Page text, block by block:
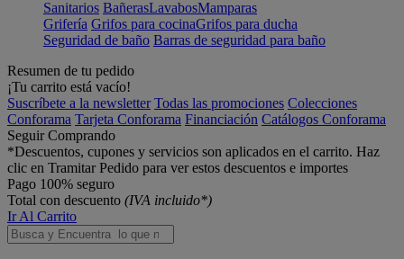
Sanitarios BañerasLavabosMamparas
Grifería Grifos para cocinaGrifos para ducha
Seguridad de baño Barras de seguridad para baño
Resumen de tu pedido
¡Tu carrito está vacío!
Suscríbete a la newsletter Todas las promociones Colecciones
Conforama Tarjeta Conforama Financiación Catálogos Conforama
Seguir Comprando
*Descuentos, cupones y servicios son aplicados en el carrito. Haz
clic en Tramitar Pedido para ver estos descuentos e importes
Pago 100% seguro
Total con descuento (IVA incluido*)
Ir Al Carrito